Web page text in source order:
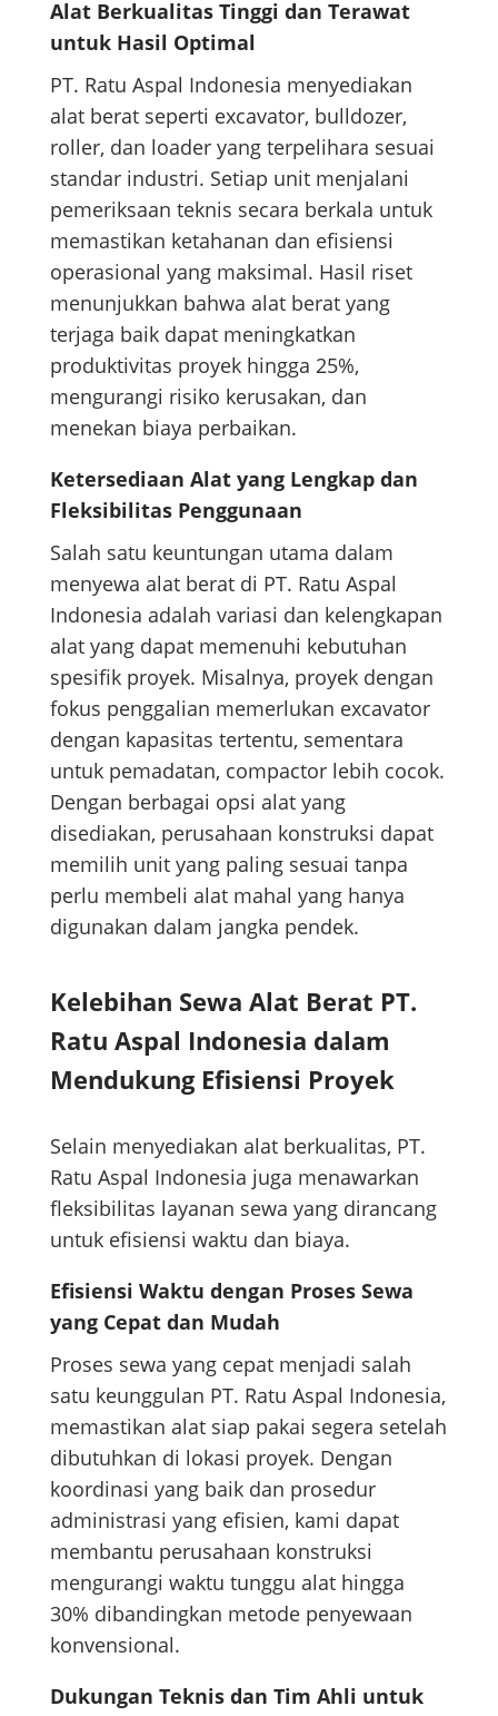
Alat Berkualitas Tinggi dan Terawat
untuk Hasil Optimal
PT. Ratu Aspal Indonesia menyediakan
alat berat seperti excavator, bulldozer,
roller, dan loader yang terpelihara sesuai
standar industri. Setiap unit menjalani
pemeriksaan teknis secara berkala untuk
memastikan ketahanan dan efisiensi
operasional yang maksimal. Hasil riset
menunjukkan bahwa alat berat yang
terjaga baik dapat meningkatkan
produktivitas proyek hingga 25%,
mengurangi risiko kerusakan, dan
menekan biaya perbaikan.
Ketersediaan Alat yang Lengkap dan
Fleksibilitas Penggunaan
Salah satu keuntungan utama dalam
menyewa alat berat di PT. Ratu Aspal
Indonesia adalah variasi dan kelengkapan
alat yang dapat memenuhi kebutuhan
spesifik proyek. Misalnya, proyek dengan
fokus penggalian memerlukan excavator
dengan kapasitas tertentu, sementara
untuk pemadatan, compactor lebih cocok.
Dengan berbagai opsi alat yang
disediakan, perusahaan konstruksi dapat
memilih unit yang paling sesuai tanpa
perlu membeli alat mahal yang hanya
digunakan dalam jangka pendek.
Kelebihan Sewa Alat Berat PT.
Ratu Aspal Indonesia dalam
Mendukung Efisiensi Proyek
Selain menyediakan alat berkualitas, PT.
Ratu Aspal Indonesia juga menawarkan
fleksibilitas layanan sewa yang dirancang
untuk efisiensi waktu dan biaya.
Efisiensi Waktu dengan Proses Sewa
yang Cepat dan Mudah
Proses sewa yang cepat menjadi salah
satu keunggulan PT. Ratu Aspal Indonesia,
memastikan alat siap pakai segera setelah
dibutuhkan di lokasi proyek. Dengan
koordinasi yang baik dan prosedur
administrasi yang efisien, kami dapat
membantu perusahaan konstruksi
mengurangi waktu tunggu alat hingga
30% dibandingkan metode penyewaan
konvensional.
Dukungan Teknis dan Tim Ahli untuk